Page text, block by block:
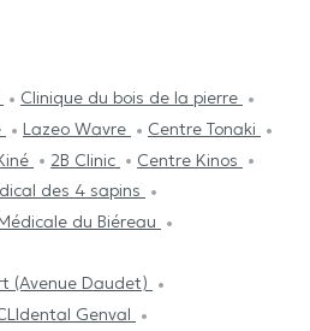
Clinique du bois de la pierre
Lazeo Wavre
Centre Tonaki
2B Clinic
Centre Kinos
des 4 sapins
du Biéreau
(Avenue Daudet)
Genval